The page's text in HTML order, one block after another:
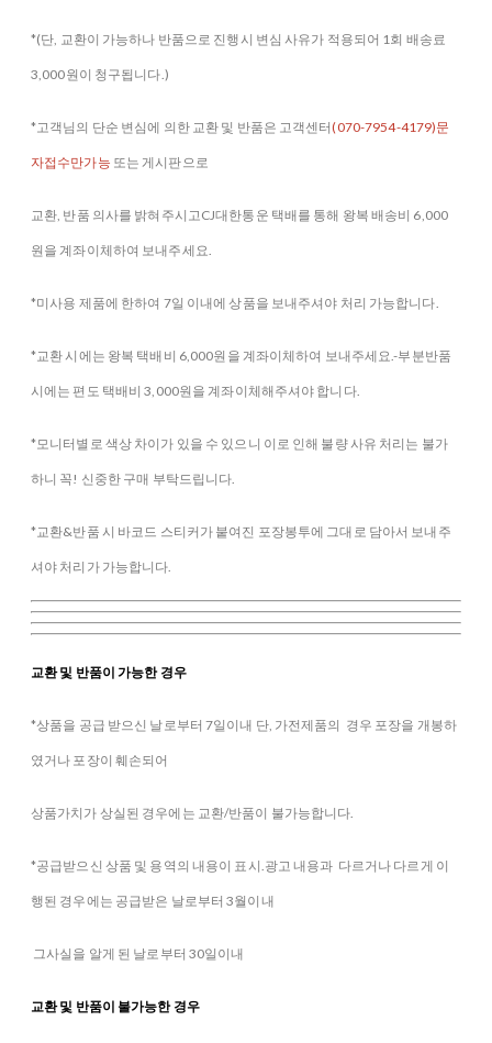
*(단, 교환이 가능하나 반품으로 진행시 변심 사유가 적용되어 1회 배송료
3,000원이 청구됩니다.)
*고객님의 단순 변심에 의한 교환 및 반품은 고객센터(070-7954-4179)문
자접수만가능 또는 게시판으로
교환, 반품 의사를 밝혀주시고CJ대한통운 택배를 통해 왕복 배송비 6,000
원을 계좌이체하여 보내주세요.
*미사용 제품에 한하여 7일 이내에 상품을 보내주셔야 처리 가능합니다.
*교환 시에는 왕복 택배비 6,000원을 계좌이체하여 보내주세요.-부분반품
시에는 편도 택배비 3,000원을 계좌이체해주셔야 합니다.
*모니터별로 색상 차이가 있을 수 있으니 이로 인해 불량 사유 처리는 불가
하니 꼭! 신중한 구매 부탁드립니다.
*교환&반품 시 바코드 스티커가 붙여진 포장봉투에 그대로 담아서 보내주
셔야 처리가 가능합니다.
교환 및 반품이 가능한 경우
*상품을 공급 받으신 날로부터 7일이내 단, 가전제품의 경우 포장을 개봉하
였거나 포장이 훼손되어
상품가치가 상실된 경우에는 교환/반품이 불가능합니다.
*공급받으신 상품 및 용역의 내용이 표시.광고 내용과 다르거나 다르게 이
행된 경우에는 공급받은 날로부터 3월이내
그사실을 알게 된 날로부터 30일이내
교환 및 반품이 불가능한 경우